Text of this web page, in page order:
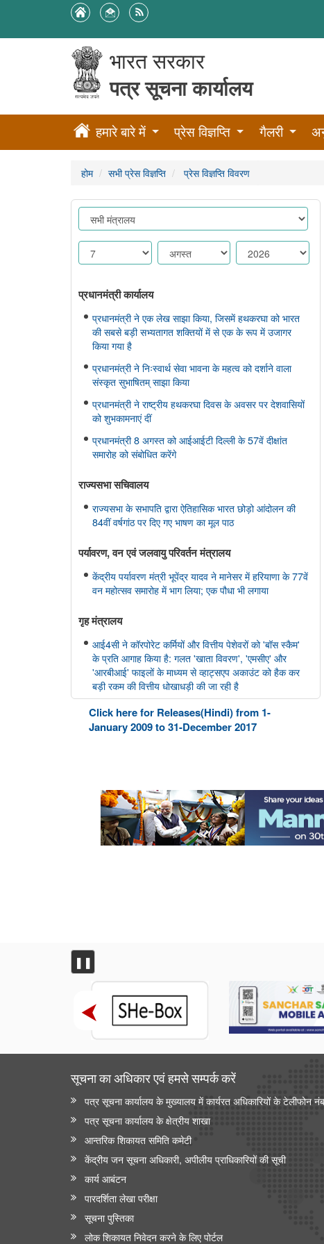
भारत सरकार
पत्र सूचना कार्यालय
हमारे बारे में प्रेस विज्ञप्ति गैलरी
होम सभी प्रेस विज्ञप्ति प्रेस विज्ञप्ति विवरण
प्रधानमंत्री कार्यालय
प्रधानमंत्री ने एक लेख साझा किया, जिसमें हथकरघा को भारत
की सबसे बड़ी सभ्यतागत शक्तियों में से एक के रूप में उजागर
किया गया है
प्रधानमंत्री ने निःस्वार्थ सेवा भावना के महत्व को दर्शाने वाला
संस्कृत सुभाषितम् साझा किया
प्रधानमंत्री ने राष्ट्रीय हथकरघा दिवस के अवसर पर देशवासियों
को शुभकामनाएं दीं
प्रधानमंत्री 8 अगस्त को आईआईटी दिल्ली के 57वें दीक्षांत
समारोह को संबोधित करेंगे
राज्यसभा सचिवालय
राज्यसभा के सभापति द्वारा ऐतिहासिक भारत छोड़ो आंदोलन की
84वीं वर्षगांठ पर दिए गए भाषण का मूल पाठ
पर्यावरण, वन एवं जलवायु परिवर्तन मंत्रालय
केंद्रीय पर्यावरण मंत्री भूपेंद्र यादव ने मानेसर में हरियाणा के 77वें
वन महोत्सव समारोह में भाग लिया; एक पौधा भी लगाया
गृह मंत्रालय
आई4सी ने कॉरपोरेट कर्मियों और वित्तीय पेशेवरों को 'बॉस स्कैम'
के प्रति आगाह किया है: गलत 'खाता विवरण', 'एमसीए' और
'आरबीआई' फाइलों के माध्यम से व्हाट्सएप अकाउंट को हैक कर
बड़ी रकम की वित्तीय धोखाधड़ी की जा रही है
महिला एवं बाल विकास मंत्रालय
भारतीय न्यायपालिका का डिजिटल रूपांतरण
Click here for Releases(Hindi) from 1-
January 2009 to 31-December 2017
❚❚
सूचना का अधिकार एवं हमसे सम्‍पर्क करें
पत्र सूचना कार्यालय के मुख्यालय में कार्यरत अधिकारियों के टेलीफोन
पत्र सूचना कार्यालय के क्षेत्रीय शाखा
आन्‍तरिक शिकायत समिति कमेटी
केंद्रीय जन सूचना अधिकारी, अपीलीय प्राधिकारियों की सूची
कार्य आबंटन
पारदर्शिता लेखा परीक्षा
सूचना पुस्तिका
लोक शिकायत निवेदन करने के लिए पोर्टल